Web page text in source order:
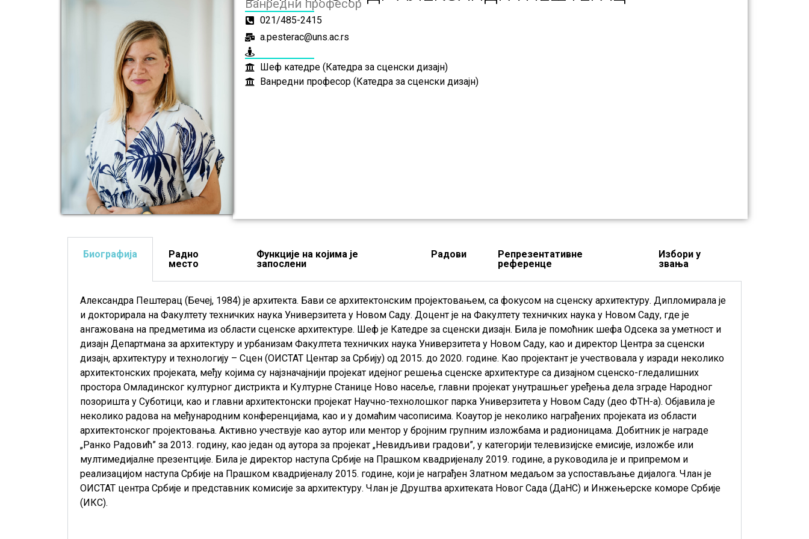
Ванредни професор
021/485-2415
a.pesterac@uns.ac.rs
Шеф катедре (Катедра за сценски дизајн)
Ванредни професор (Катедра за сценски дизајн)
Биографија
Радно
место
Функције на којима је
запослени
Радови
Репрезентативне
референце
Избори у
звања
Александра Пештерац (Бечеј, 1984) је архитекта. Бави се архитектонским пројектовањем, са фокусом на сценску архитектуру. Дипломирала је
и докторирала на Факултету техничких наука Универзитета у Новом Саду. Доцент је на Факултету техничких наука у Новом Саду, где је
ангажована на предметима из области сценске архитектуре. Шеф је Катедре за сценски дизајн. Била је помоћник шефа Одсека за уметност и
дизајн Департмана за архитектуру и урбанизам Факултета техничких наука Универзитета у Новом Саду, као и директор Центра за сценски
дизајн, архитектуру и технологију – Сцен (ОИСТАТ Центар за Србију) од 2015. до 2020. године. Као пројектант је учествовала у изради неколико
архитектонских пројеката, међу којима су најзначајнији пројекат идејног решења сценске архитектуре са дизајном сценско-гледалишних
простора Омладинског културног дистрикта и Културне Станице Ново насеље, главни пројекат унутрашњег уређења дела зграде Народног
позоришта у Суботици, као и главни архитектонски пројекат Научно-технолошког парка Универзитета у Новом Саду (део ФТН-а). Објавила је
неколико радова на међународним конференцијама, као и у домаћим часописима. Коаутор је неколико награђених пројеката из области
архитектонског пројектовања. Активно учествује као аутор или ментор у бројним групним изложбама и радионицама. Добитник је награде
„Ранко Радовић” за 2013. годину, као један од аутора за пројекат „Невидљиви градови”, у категорији телевизијске емисије, изложбе или
мултимедијалне презентције. Била је директор наступа Србије на Прашком квадријеналу 2019. године, а руководила је и припремом и
реализацијом наступа Србије на Прашком квадријеналу 2015. године, који је награђен Златном медаљом за успостављање дијалога. Члан је
ОИСТАТ центра Србије и представник комисије за архитектуру. Члан је Друштва архитеката Новог Сада (ДаНС) и Инжењерске коморе Србије
(ИКС).